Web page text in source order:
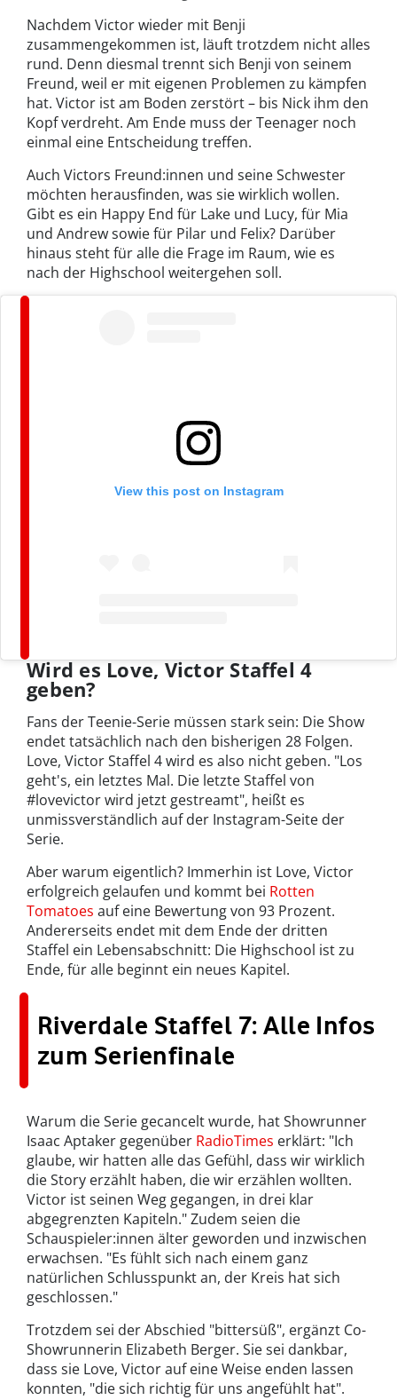
Nachdem Victor wieder mit Benji
zusammengekommen ist, läuft trotzdem nicht alles
rund. Denn diesmal trennt sich Benji von seinem
Freund, weil er mit eigenen Problemen zu kämpfen
hat. Victor ist am Boden zerstört – bis Nick ihm den
Kopf verdreht. Am Ende muss der Teenager noch
einmal eine Entscheidung treffen.
Auch Victors Freund:innen und seine Schwester
möchten herausfinden, was sie wirklich wollen.
Gibt es ein Happy End für Lake und Lucy, für Mia
und Andrew sowie für Pilar und Felix? Darüber
hinaus steht für alle die Frage im Raum, wie es
nach der Highschool weitergehen soll.
View this post on Instagram
Wird es Love, Victor Staffel 4
geben?
Fans der Teenie-Serie müssen stark sein: Die Show
endet tatsächlich nach den bisherigen 28 Folgen.
Love, Victor Staffel 4 wird es also nicht geben. "Los
geht's, ein letztes Mal. Die letzte Staffel von
#lovevictor wird jetzt gestreamt", heißt es
unmissverständlich auf der Instagram-Seite der
Serie.
Aber warum eigentlich? Immerhin ist Love, Victor
erfolgreich gelaufen und kommt bei Rotten
Tomatoes auf eine Bewertung von 93 Prozent.
Andererseits endet mit dem Ende der dritten
Staffel ein Lebensabschnitt: Die Highschool ist zu
Ende, für alle beginnt ein neues Kapitel.
Riverdale Staffel 7: Alle Infos
zum Serienfinale
Warum die Serie gecancelt wurde, hat Showrunner
Isaac Aptaker gegenüber RadioTimes erklärt: "Ich
glaube, wir hatten alle das Gefühl, dass wir wirklich
die Story erzählt haben, die wir erzählen wollten.
Victor ist seinen Weg gegangen, in drei klar
abgegrenzten Kapiteln." Zudem seien die
Schauspieler:innen älter geworden und inzwischen
erwachsen. "Es fühlt sich nach einem ganz
natürlichen Schlusspunkt an, der Kreis hat sich
geschlossen."
Trotzdem sei der Abschied "bittersüß", ergänzt Co-
Showrunnerin Elizabeth Berger. Sie sei dankbar,
dass sie Love, Victor auf eine Weise enden lassen
konnten, "die sich richtig für uns angefühlt hat".